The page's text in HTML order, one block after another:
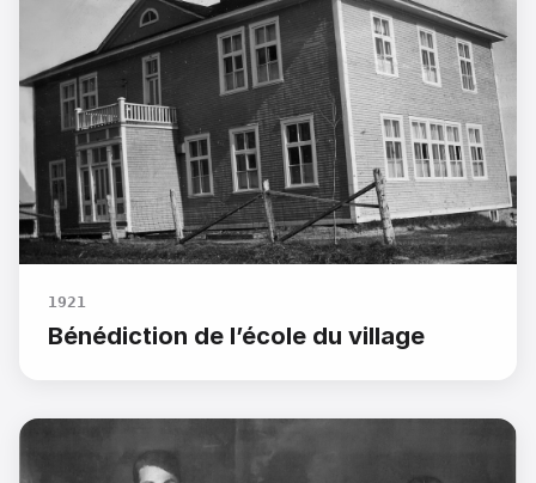
1921
Bénédiction de l’école du village